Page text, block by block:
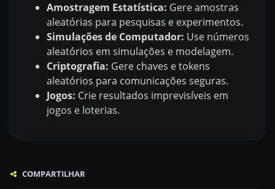
Amostragem Estatística: Gere amostras
aleatórias para pesquisas e experimentos.
Simulações de Computador: Use números
aleatórios em simulações e modelagem.
Criptografia: Gere chaves e tokens
aleatórios para comunicações seguras.
Jogos: Crie resultados imprevisíveis em
jogos e loterias.
COMPARTILHAR